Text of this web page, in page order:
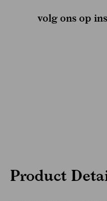
volg ons op
Product